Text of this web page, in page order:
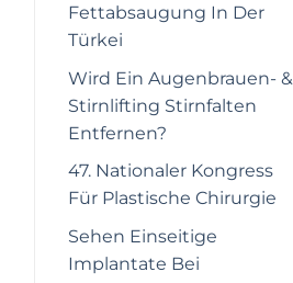
Fettabsaugung In Der
Türkei
Wird Ein Augenbrauen- &
Stirnlifting Stirnfalten
Entfernen?
47. Nationaler Kongress
Für Plastische Chirurgie
Sehen Einseitige
Implantate Bei